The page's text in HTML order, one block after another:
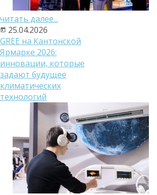
читать далее...
25.04.2026
GREE на Кантонской
Ярмарке 2026:
инновации, которые
задают будущее
климатических
технологий